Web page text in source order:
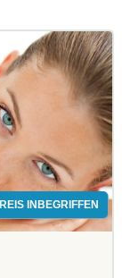
INBEGRIFFEN